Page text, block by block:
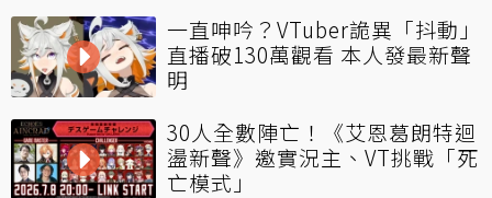
一直呻吟？VTuber詭異「抖動」
直播破130萬觀看 本人發最新聲
明
30人全數陣亡！《艾恩葛朗特迴
盪新聲》邀實況主、VT挑戰「死
亡模式」